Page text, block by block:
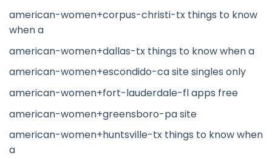
american-women+corpus-christi-tx things to know
when a
american-women+dallas-tx things to know when a
american-women+escondido-ca site singles only
american-women+fort-lauderdale-fl apps free
american-women+greensboro-pa site
american-women+huntsville-tx things to know when
a